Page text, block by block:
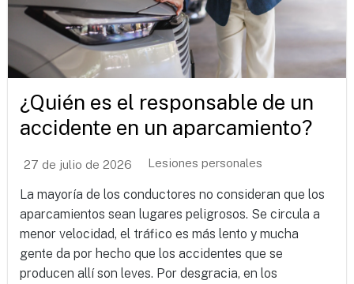
¿Quién es el responsable de un
accidente en un aparcamiento?
27 de julio de 2026 Lesiones personales
La mayoría de los conductores no consideran que los
aparcamientos sean lugares peligrosos. Se circula a
menor velocidad, el tráfico es más lento y mucha
gente da por hecho que los accidentes que se
producen allí son leves. Por desgracia, en los